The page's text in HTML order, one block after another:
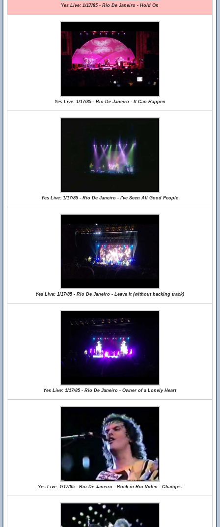
Yes Live: 1/17/85 - Rio De Janeiro - Hold On
Yes Live: 1/17/85 - Rio De Janeiro - It Can Happen
Yes Live: 1/17/85 - Rio De Janeiro - I've Seen All Good People
Yes Live: 1/17/85 - Rio De Janeiro - Leave It (without backing track)
Yes Live: 1/17/85 - Rio De Janeiro - Owner of a Lonely Heart
Yes Live: 1/17/85 - Rio De Janeiro - Rock in Rio Video - Changes